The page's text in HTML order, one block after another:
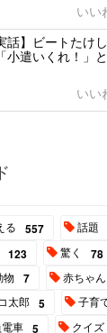
いい
話】ビートたけ
小遣いくれ！」
いい
る 557 話題
123 驚く 78
物 7 赤ちゃん
太郎 5 子育
車 5 クイズ